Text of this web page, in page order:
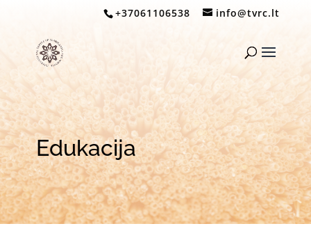
+37061106538 info@tvrc.lt
Edukacija